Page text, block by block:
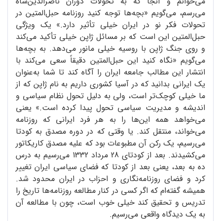
می‌رسم، می‌گویم «بچه‌ها توجه کنید روزنامه حبل‌المتین در
تحولات فکر نو در ایران خیلی تأثیر دارد.» یک ویژگی
حبل‌المتین این است که بر مسائل ژاپن خیلی تأکید می‌کند
و روی جنگ ژاپن با روسیه خیلی مانور می‌دهد. به بچه‌ها
می‌گویم «نگاه کنید این حبل‌المتین دقیقاً سعی می‌کند با
انتشار این مطالب جامعه ایران را آگاه کند تا شما به‌عنوان
یک ایرانی بدانید که در آسیا کشوری داریم به نام ژاپن که از
ما خیلی کوچک‌تر است، ولی به دلیل تحول نظام سیاسی و
اندیشه و مدیریت سیاسی تحول پیدا کرده است.» یعنی
می‌خواهد همه این‌ها را به هر فرد ایرانی که روزنامه
می‌خواند، منتقل کند. یا وقتی که در دوره مصدق به کودتا
می‌رسیم، یک رکن آن مطبوعات بود که علیه مصدق کاریکاتور
می‌کشیدند. بعد از کودتای 28 مرداد 1332 می‌رسیم به درس
ده به بعد، یعنی بعد از کودتا که فضای سیاسی ایران تغییر
کرد و فضای روزنامه‌نگاری و احزاب در ایران محدود شد.
همیشه گفته‌ام که اگر کسی در کنار مطالعه روزنامه‌ها تاریخ را
تدریس و تحقیق کند خیلی خوب است، چون با مطالعه آن
به یک دیدگاه واقعی می‌رسیم.